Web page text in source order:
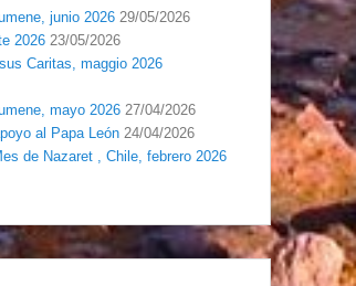
junio 2026 29/05/2026
2026 23/05/2026
Caritas, maggio 2026
mayo 2026 27/04/2026
al Papa León 24/04/2026
de Nazaret , Chile, febrero 2026